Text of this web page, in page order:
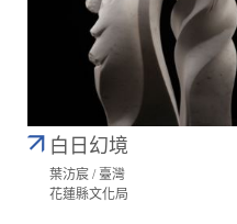
白日幻境
葉汸宸 / 臺灣
花蓮縣文化局